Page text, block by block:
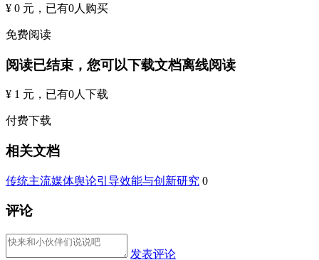
¥ 0 元 ，已有0人购买
免费阅读
阅读已结束，您可以下载文档离线阅读
¥ 1 元 ，已有0人下载
付费下载
相关文档
传统主流媒体舆论引导效能与创新研究 0
评论
发表评论